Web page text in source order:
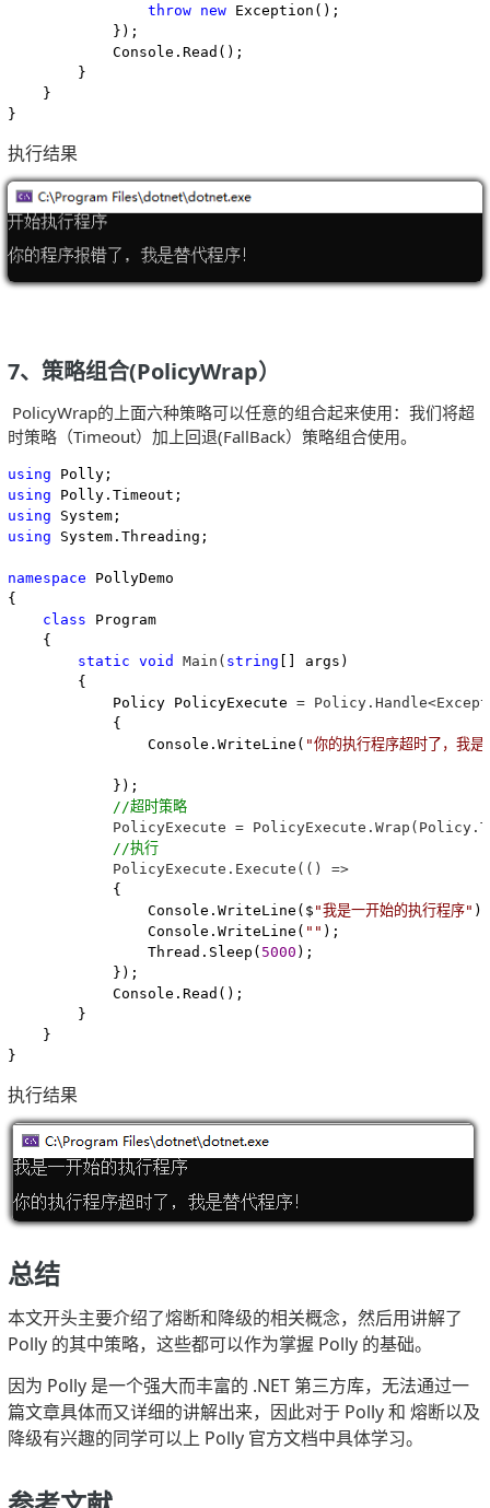
throw new Exception();
            });
            Console.Read();
        }
    }
}
执行结果
7、策略组合(PolicyWrap）
PolicyWrap的上面六种策略可以任意的组合起来使用：我们将超
时策略（Timeout）加上回退(FallBack）策略组合使用。
using
using
using
using System.Threading;
namespace PollyDemo
{
class Program
    {
static void Main( string [] args)
        {
            Policy PolicyExecute
=
            {
                Console.WriteLine(
"你的执行程序超时了，我是
            });
//超时策略
PolicyExecute =
//执行
            PolicyExecute.Execute(() =>
            {
                Console.WriteLine($
"我是一开始的执行程序" );
                Console.WriteLine(
"" );
                Thread.Sleep(
5000 );
            });
            Console.Read();
        }
    }
}
执行结果
总结
本文开头主要介绍了熔断和降级的相关概念，然后用讲解了
Polly 的其中策略，这些都可以作为掌握 Polly 的基础。
因为 Polly 是一个强大而丰富的 .NET 第三方库，无法通过一
篇文章具体而又详细的讲解出来，因此对于 Polly 和 熔断以及
降级有兴趣的同学可以上 Polly 官方文档中具体学习。